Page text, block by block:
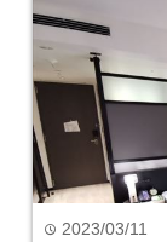
time 2023/03/11